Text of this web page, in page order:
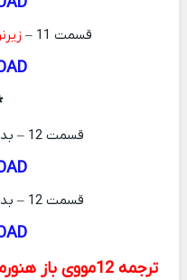
قسمت 11 –
قسمت 12 – بدون زیرنویس – 720P
قسمت 12 – بدون زیرنویس – 480P
ترجمه 12مووی